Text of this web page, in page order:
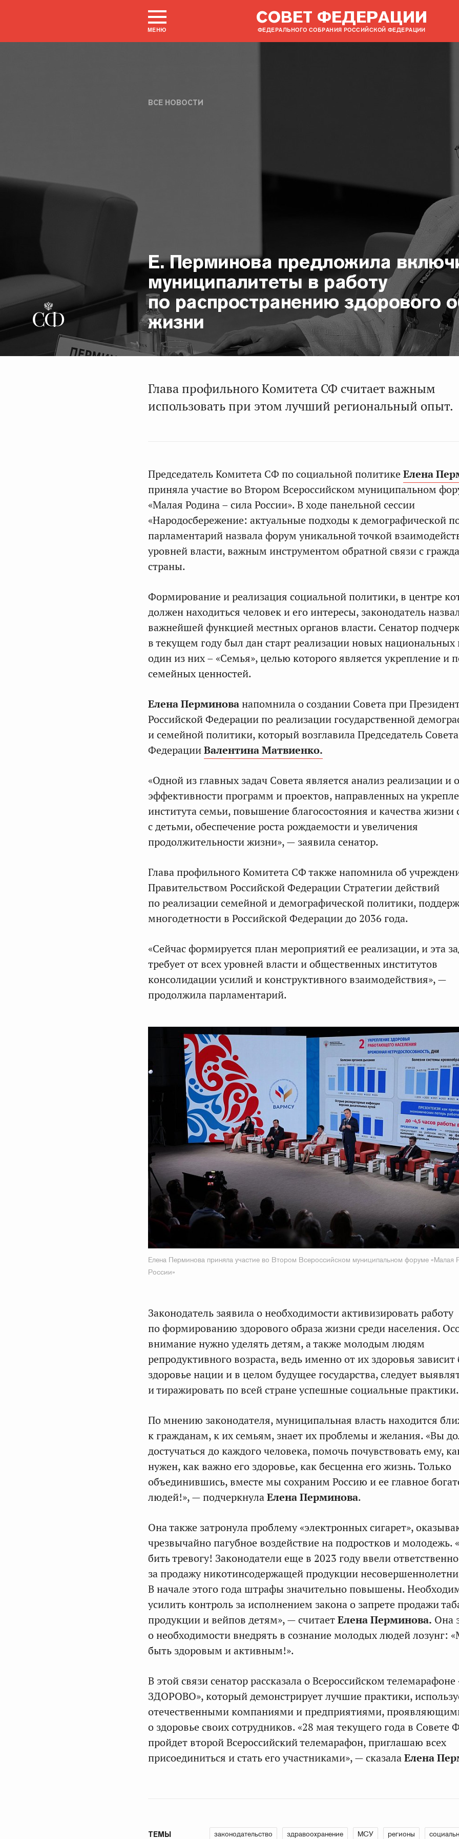
МЕНЮ
СОВЕТ ФЕДЕРАЦИИ
ФЕДЕРАЛЬНОГО СОБРАНИЯ РОССИЙСКОЙ ФЕДЕРАЦИИ
ВСЕ НОВОСТИ
Е. Перминова предложила
муниципалитеты в работу
по распространению здорового
жизни
Глава профильного Комитета СФ считает важным
использовать при этом лучший региональный опыт.
Председатель Комитета СФ по социальной политике Елена
приняла участие во Втором Всероссийском муниципальном
«Малая Родина – сила России». В ходе панельной сессии
«Народосбережение: актуальные подходы к демографической
парламентарий назвала форум уникальной точкой
уровней власти, важным инструментом обратной связи с
страны.
Формирование и реализация социальной политики, в центре
должен находиться человек и его интересы, законодатель
важнейшей функцией местных органов власти. Сенатор
в текущем году был дан старт реализации новых национальных
один из них – «Семья», целью которого является укрепление и
семейных ценностей.
Елена Перминованапомнила о создании Совета при
Российской Федерации по реализации государственной
и семейной политики, который возглавила Председатель Совета
ФедерацииВалентина Матвиенко.
«Одной из главных задач Совета является анализ реализации и
эффективности программ и проектов, направленных на
института семьи, повышение благосостояния и качества жизни
с детьми, обеспечение роста рождаемости и увеличения
продолжительности жизни», — заявила сенатор.
Глава профильного Комитета СФ также напомнила об
Правительством Российской Федерации Стратегии действий
по реализации семейной и демографической политики,
многодетности в Российской Федерации до 2036 года.
«Сейчас формируется план мероприятий ее реализации, и эта
требует от всех уровней власти и общественных институтов
консолидации усилий и конструктивного взаимодействия», —
продолжила парламентарий.
Елена Перминова приняла участие во Втором Всероссийском муниципальном форуме «Малая
России»
Законодатель заявила о необходимости активизировать работу
по формированию здорового образа жизни среди населения.
внимание нужно уделять детям, а также молодым людям
репродуктивного возраста, ведь именно от их здоровья
здоровье нации и в целом будущее государства, следует
и тиражировать по всей стране успешные социальные практики.
По мнению законодателя, муниципальная власть находится
к гражданам, к их семьям, знает их проблемы и желания. «Вы
достучаться до каждого человека, помочь почувствовать ему,
нужен, как важно его здоровье, как бесценна его жизнь. Только
объединившись, вместе мы сохраним Россию и ее главное
людей!», — подчеркнулаЕлена Перминова.
Она также затронула проблему «электронных сигарет»,
чрезвычайно пагубное воздействие на подростков и молодежь.
бить тревогу! Законодатели еще в 2023 году ввели
за продажу никотинсодержащей продукции
В начале этого года штрафы значительно повышены.
усилить контроль за исполнением закона о запрете продажи
продукции и вейпов детям», — считаетЕлена Перминова. Она
о необходимости внедрять в сознание молодых людей лозунг:
быть здоровым и активным!».
В этой связи сенатор рассказала о Всероссийском
ЗДОРОВО», который демонстрирует лучшие практики,
отечественными компаниями и предприятиями,
о здоровье своих сотрудников. «28 мая текущего года в Совете
пройдет второй Всероссийский телемарафон, приглашаю всех
присоединиться и стать его участниками», — сказалаЕлена
ТЕМЫ законодательство здравоохранение МСУ регионы